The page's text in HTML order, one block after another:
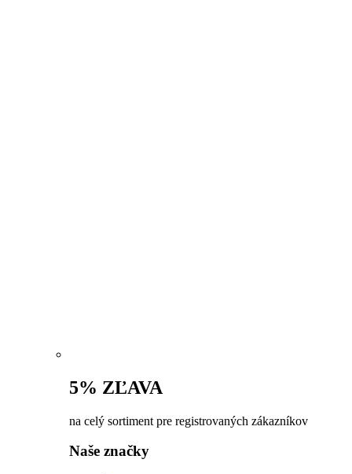
5% ZĽAVA
na celý sortiment pre registrovaných zákazníkov
Naše značky